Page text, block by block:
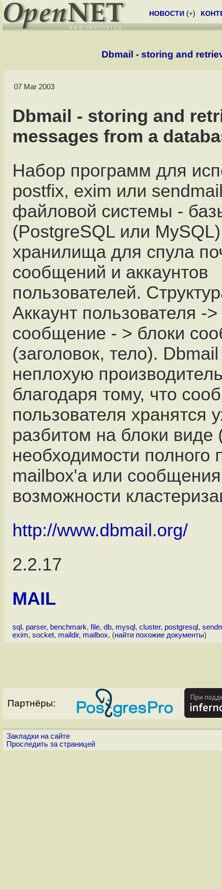
НОВОСТИ (+)
Dbmail - storing and
07 Mar 2003
Dbmail - storing and
messages from a
Набор программ для
postfix, exim или
файловой системы -
(PostgreSQL или
хранилища для спула
сообщений и аккаунтов
пользователей.
Аккаунт пользователя -
сообщение - > блоки
(заголовок, тело).
неплохую
благодаря тому, что
пользователя хранятся
разбитом на блоки виде
необходимости полного
mailbox'а или
возможности
http://www.dbmail.org/
2.2.17
MAIL
sql , parser, benchmark, file, db, mysql , cluster, postgresql ,
exim, socket, maildir, mailbox, (найти похожие документы)
Партнёры:
Закладки на сайте
Проследить за страницей